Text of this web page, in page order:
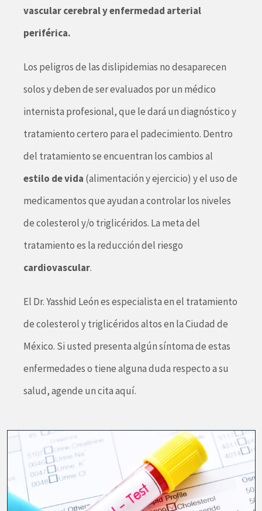
vascular cerebral y enfermedad arterial
periférica.
Los peligros de las dislipidemias no desaparecen
solos y deben de ser evaluados por un médico
internista profesional, que le dará un diagnóstico y
tratamiento certero para el padecimiento. Dentro
del tratamiento se encuentran los cambios al
estilo de vida (alimentación y ejercicio) y el uso de
medicamentos que ayudan a controlar los niveles
de colesterol y/o triglicéridos. La meta del
tratamiento es la reducción del riesgo
cardiovascular.
El Dr. Yasshid León es especialista en el tratamiento
de colesterol y triglicéridos altos en la Ciudad de
México. Si usted presenta algún síntoma de estas
enfermedades o tiene alguna duda respecto a su
salud, agende un cita aquí.